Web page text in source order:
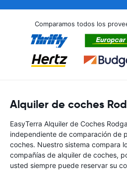
Comparamos todos los
Alquiler de coches
EasyTerra Alquiler de Coches
independiente de comparación de
coches. Nuestro sistema compara
compañías de alquiler de coches,
usted siempre puede reservar su